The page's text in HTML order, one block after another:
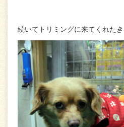
続いてトリミングに来てくれた